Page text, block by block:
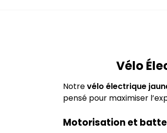
Vélo
Notrevélo électrique
pensé pour maximiser
Motorisation et